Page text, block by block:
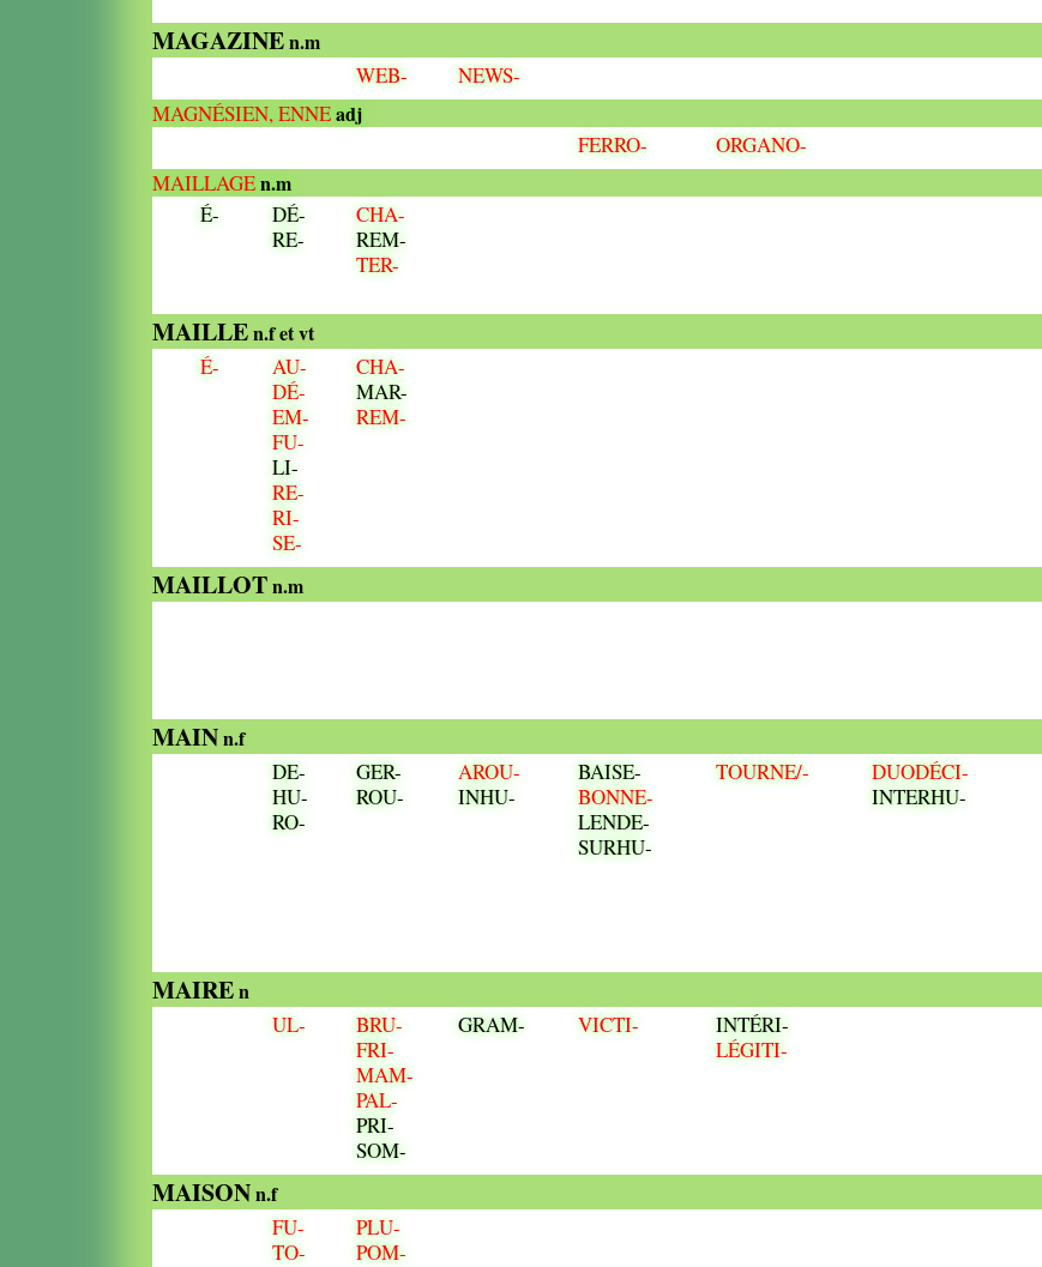
MAGAZINEn.m
WEB-
NEWS-
MAGNÉSIEN, ENNEadj
FERRO-
ORGANO-
MAILLAGEn.m
É-
DÉ-
RE-
CHA-
REM-
TER-
MAILLEn.f et vt
É-
AU-
DÉ-
EM-
FU-
LI-
RE-
RI-
SE-
CHA-
MAR-
REM-
MAILLOTn.m
MAINn.f
DE-
HU-
RO-
GER-
ROU-
AROU-
INHU-
BAISE-
BONNE-
LENDE-
SURHU-
TOURNE/-
DUODÉCI-
INTERHU-
MAIREn
UL-
BRU-
FRI-
MAM-
PAL-
PRI-
SOM-
GRAM- VICTI-
INTÉRI-
LÉGITI-
MAISONn.f
FU-
TO-
PLU-
POM-